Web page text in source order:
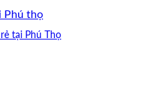
tại Phú Thọ